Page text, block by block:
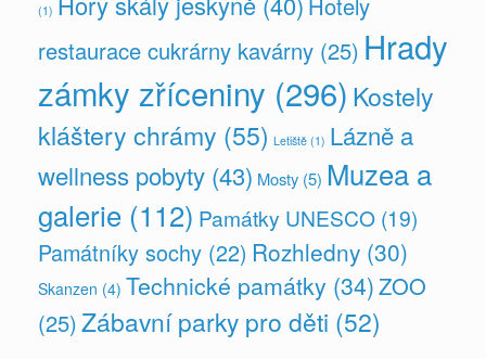
(1)
Hotely
restaurace cukrárny kavárny (25) Hrady
zámky zříceniny (296) Kostely
kláštery chrámy (55) Letiště (1) Lázně a
wellness pobyty (43) Mosty (5) Muzea a
galerie (112) Památky UNESCO (19)
Památníky sochy (22) Rozhledny (30)
Skanzen (4) Technické památky (34)ZOO
(25)Zábavní parky pro děti (52)